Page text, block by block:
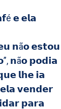
𝗲 𝗲𝗹𝗮
𝗻ã𝗼 𝗲𝘀𝘁𝗼𝘂
𝗻ã𝗼 𝗽𝗼𝗱𝗶𝗮
𝗹𝗵𝗲 𝗶𝗮
𝘃𝗲𝗻𝗱𝗲𝗿
𝗽𝗮𝗿𝗮